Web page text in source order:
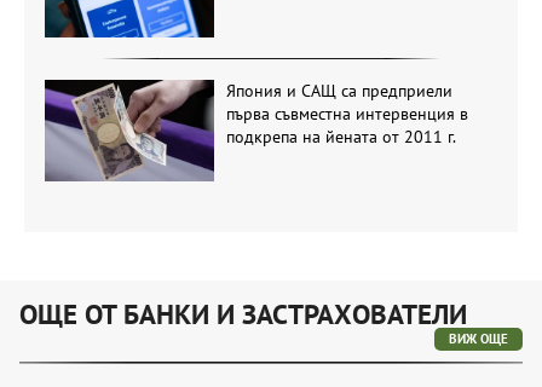
Япония и САЩ са предприели
първа съвместна интервенция в
подкрепа на йената от 2011 г.
ОЩЕ ОТ БАНКИ И ЗАСТРАХОВАТЕЛИ
ВИЖ ОЩЕ